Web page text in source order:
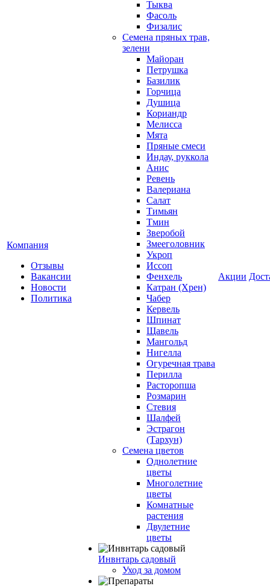
Компания
Отзывы
Вакансии
Новости
Политика
Тыква
Фасоль
Физалис
Семена пряных трав,
зелени
Майоран
Петрушка
Базилик
Горчица
Душица
Кориандр
Мелисса
Мята
Пряные смеси
Индау, руккола
Анис
Ревень
Валериана
Салат
Тимьян
Тмин
Зверобой
Змееголовник
Укроп
Иссоп
Фенхель
Катран (Хрен)
Чабер
Кервель
Шпинат
Щавель
Мангольд
Нигелла
Огуречная трава
Перилла
Расторопша
Розмарин
Стевия
Шалфей
Эстрагон
(Тархун)
Семена цветов
Однолетние
цветы
Многолетние
цветы
Комнатные
растения
Двулетние
цветы
Инвнтарь садовый
Уход за домом
Акции